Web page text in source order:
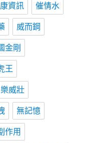
資訊 催情水
威而鋼
金剛
王
樂威壯
無記憶
作用